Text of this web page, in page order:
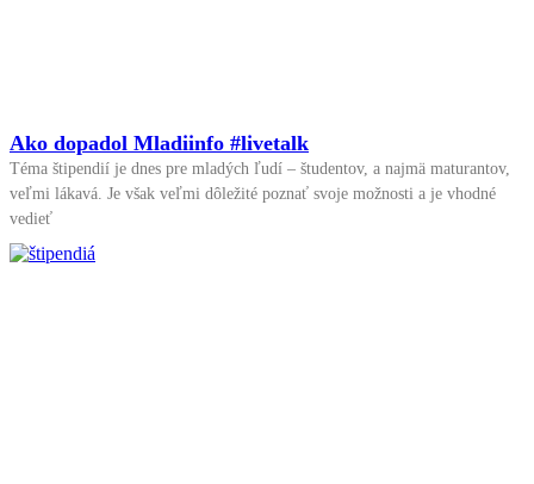
Ako dopadol Mladiinfo #livetalk
Téma štipendií je dnes pre mladých ľudí – študentov, a najmä maturantov,
veľmi lákavá. Je však veľmi dôležité poznať svoje možnosti a je vhodné
vedieť